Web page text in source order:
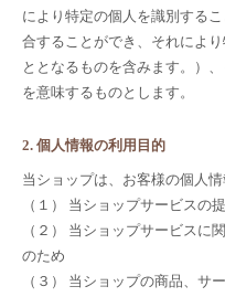
により特定の個人を識別する
合することができ、それによ
ととなるものを含みます。）
を意味するものとします。
2. 個人情報の利用目的
当ショップは、お客様の個人
（１） 当ショップサービスの
（２） 当ショップサービスに
のため
（３） 当ショップの商品、サ